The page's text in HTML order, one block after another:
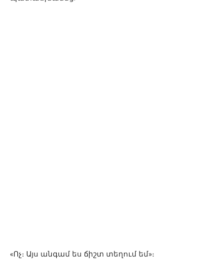
«Ոչ։ Այս անգամ ես ճիշտ տեղում եմ»։